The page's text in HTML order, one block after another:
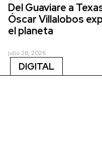
Del Guaviare a
Óscar Villalobos
el planeta
julio 28, 2026
DIGITAL